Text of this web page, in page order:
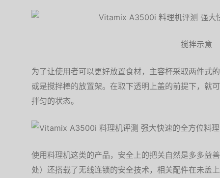
搅拌示意
为了让使用者可以更好放置食材，主容杯采取两件式
或是搅拌棒的放置架。在取下透明上盖的前提下，就
拌匀的状态。
使用料理机这类的产品，安全上的把关自然是多多益
处）还搭载了无线连锁的安全技术，相关配件在未盖